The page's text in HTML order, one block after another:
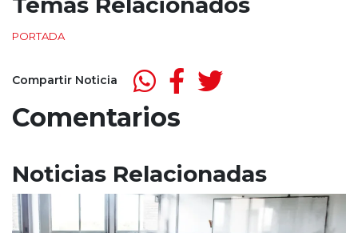
PORTADA
Compartir Noticia
Comentarios
Noticias Relacionadas